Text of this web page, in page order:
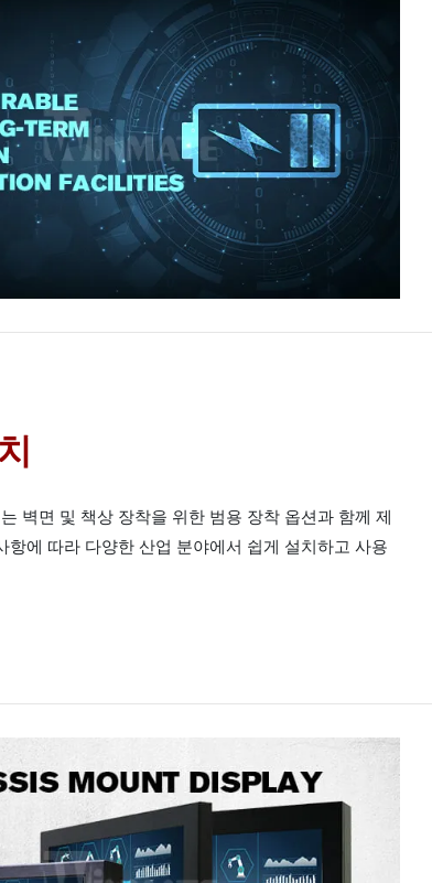
벽면 및 책상 장착을 위한 범용 장착 옵션과 함께 제
항에 따라 다양한 산업 분야에서 쉽게 설치하고 사용